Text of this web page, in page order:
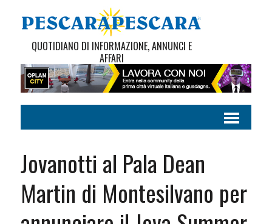
QUOTIDIANO DI INFORMAZIONE, ANNUNCI E
AFFARI
Jovanotti al Pala Dean
Martin di Montesilvano per